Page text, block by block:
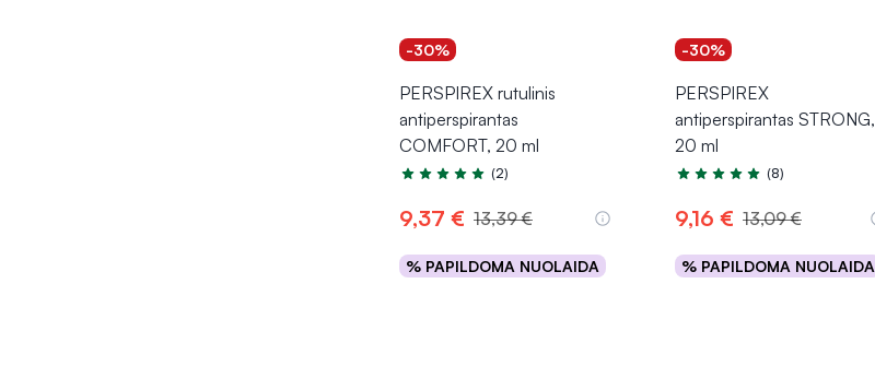
-30%
PERSPIREX rutulinis
antiperspirantas
COMFORT, 20 ml
Įvertinimas 5.0 iš 5
(2)
9,37 € 13,39 €
% PAPILDOMA NUOLAIDA
Į krepšelį
-30%
PERSPIREX
antiperspirantas STRONG,
20 ml
Įvertinimas 4.9 iš 5
(8)
9,16 € 13,09 €
% PAPILDOMA NUOLAIDA
Į krepšelį